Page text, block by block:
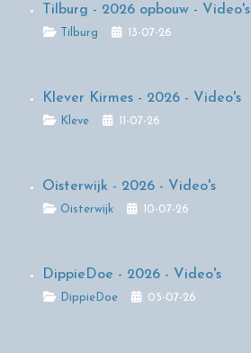
Tilburg - 2026 opbouw - Video's
DetailsTilburg 13-07-26
Klever Kirmes - 2026 - Video's
Details
Kleve 11-07-26
Oisterwijk - 2026 - Video's
DetailsOisterwijk 10-07-26
DippieDoe - 2026 - Video's
DetailsDippieDoe 05-07-26